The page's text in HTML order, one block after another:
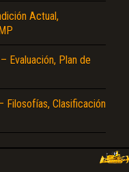
Actual,
Evaluación, Plan de
Filosofías, Clasificación